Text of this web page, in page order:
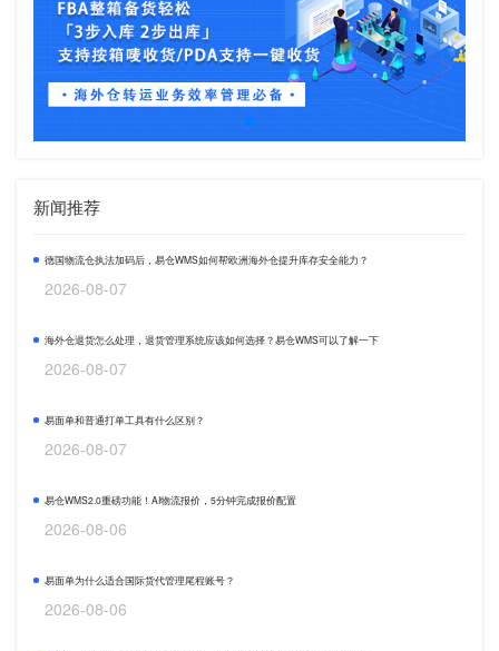
新闻推荐
德国物流仓执法加码后，易仓WMS如何帮欧洲海外仓提升库存安全能力？
2026-08-07
海外仓退货怎么处理，退货管理系统应该如何选择？易仓WMS可以了解一下
2026-08-07
易面单和普通打单工具有什么区别？
2026-08-07
易仓WMS2.0重磅功能！AI物流报价，5分钟完成报价配置
2026-08-06
易面单为什么适合国际货代管理尾程账号？
2026-08-06